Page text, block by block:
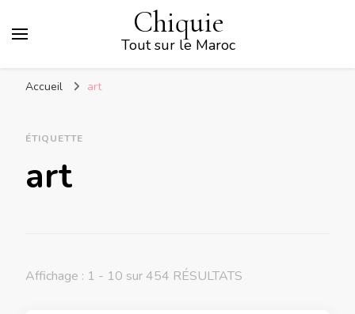
Chiquie
Tout sur le Maroc
Accueil art
ÉTIQUETTE
art
Affichage : 1 - 10 sur 454 RÉSULTATS